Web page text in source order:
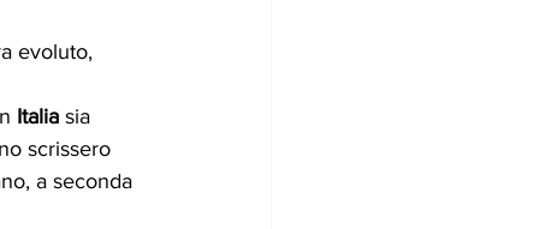
evoluto,
Italia sia
scrissero
a seconda